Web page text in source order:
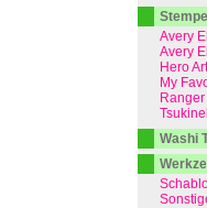
Avery
Avery
Hero
My
Ranger
Washi